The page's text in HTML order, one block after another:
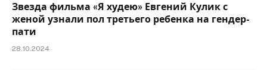
Звезда фильма «Я худею» Евгений Кулик с
женой узнали пол третьего ребенка на гендер-
пати
28.10.2024